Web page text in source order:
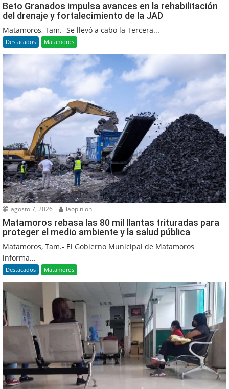
Beto Granados impulsa avances en la rehabilitación
del drenaje y fortalecimiento de la JAD
Matamoros, Tam.- Se llevó a cabo la Tercera...
Destacados Matamoros
agosto 7, 2026 laopinion
Matamoros rebasa las 80 mil llantas trituradas para
proteger el medio ambiente y la salud pública
Matamoros, Tam.- El Gobierno Municipal de Matamoros
informa...
Destacados Matamoros